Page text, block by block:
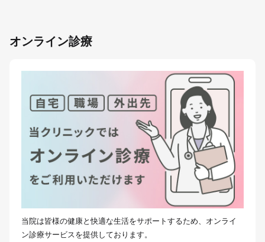
オンライン診療
当院は皆様の健康と快適な生活をサポートするため、オンライ
ン診療サービスを提供しております。